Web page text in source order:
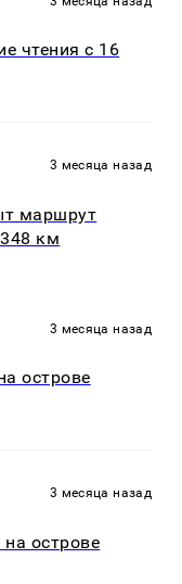
чтения с 16
3 месяца назад
маршрут
км
3 месяца назад
острове
3 месяца назад
острове